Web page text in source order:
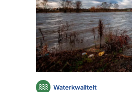
Waterkwaliteit